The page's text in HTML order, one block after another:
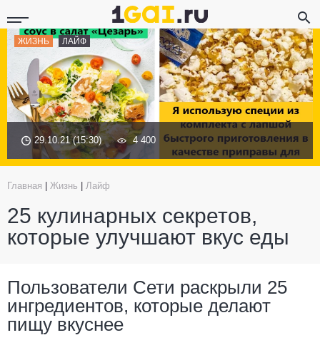
ЖИЗНЬ ЛАЙФ
29.10.21 (15:30) 4 400
Главная Жизнь Лайф
25 кулинарных секретов,
которые улучшают вкус еды
Пользователи Cети раскрыли 25
ингредиентов, которые делают
пищу вкуснее